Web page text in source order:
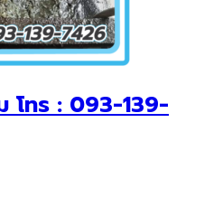
โทร : 093-139-